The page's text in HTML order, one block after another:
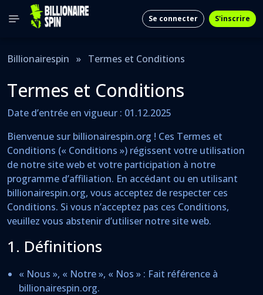
Se connecter S'inscrire
Billionairespin » Termes et Conditions
Termes et Conditions
Date d’entrée en vigueur : 01.12.2025
Bienvenue sur billionairespin.org ! Ces Termes et
Conditions (« Conditions ») régissent votre utilisation
de notre site web et votre participation à notre
programme d’affiliation. En accédant ou en utilisant
billionairespin.org, vous acceptez de respecter ces
Conditions. Si vous n’acceptez pas ces Conditions,
veuillez vous abstenir d’utiliser notre site web.
1. Définitions
« Nous », « Notre », « Nos » : Fait référence à
billionairespin.org.